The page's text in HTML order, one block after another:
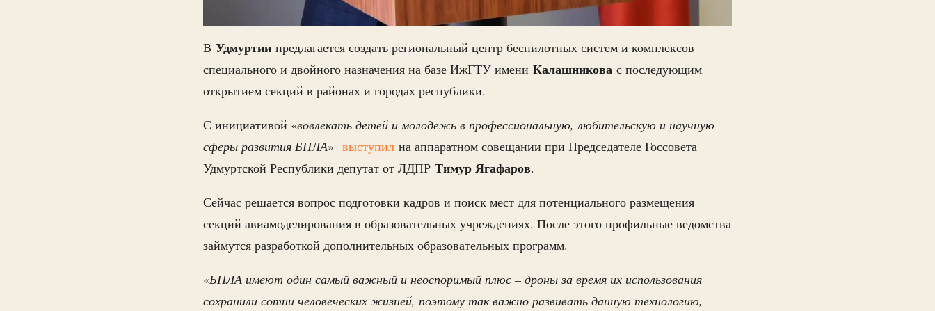
В Удмуртии предлагается создать региональный центр беспилотных систем и комплексов
специального и двойного назначения на базе ИжГТУ имени Калашникова с последующим
открытием секций в районах и городах республики.
С инициативой «вовлекать детей и молодежь в профессиональную, любительскую и научную
сферы развития БПЛА» выступил на аппаратном совещании при Председателе Госсовета
Удмуртской Республики депутат от ЛДПР Тимур Ягафаров.
Сейчас решается вопрос подготовки кадров и поиск мест для потенциального размещения
секций авиамоделирования в образовательных учреждениях. После этого профильные ведомства
займутся разработкой дополнительных образовательных программ.
«БПЛА имеют один самый важный и неоспоримый плюс – дроны за время их использования
сохранили сотни человеческих жизней, поэтому так важно развивать данную технологию,